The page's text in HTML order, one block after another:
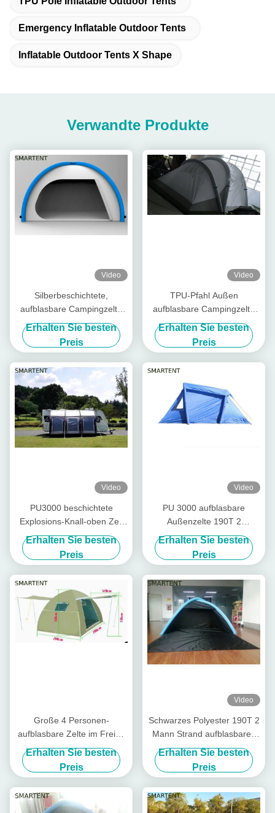
Emergency Inflatable Outdoor Tents
Inflatable Outdoor Tents X Shape
Verwandte Produkte
Video
Silberbeschichtete,
aufblasbare Campingzelte
für den Außenbereich
Erhalten Sie besten
Preis
Video
TPU-Pfahl Außen
aufblasbare Campingzelte
Aufblasbare Luftkuppel Zelt
Polyester
Erhalten Sie besten
Preis
Video
PU3000 beschichtete
Explosions-Knall-oben Zelt
des Luft-Zelt-190T großes
Erhalten Sie besten
Preis
Video
PU 3000 aufblasbare
Außenzelte 190T 2
Personen aufblasbare
Erhalten Sie besten
Preis
Große 4 Personen-
aufblasbare Zelte im Freien
versilbern Hauben-Luft-Zelt
200X200X150CM Colated
210T
Erhalten Sie besten
Preis
Video
Schwarzes Polyester 190T 2
Mann Strand aufblasbares
Campingzelt Blow Up
Erhalten Sie besten
Preis